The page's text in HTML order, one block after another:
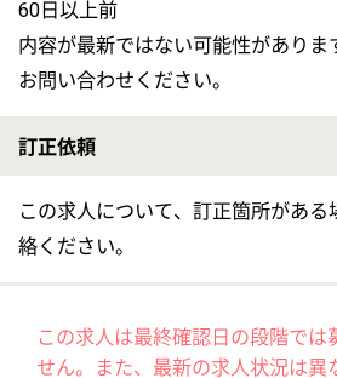
給与
勤務地 愛知県名古屋市南区平子1-2-3
職種 生活相談員
雇用形態 正社員(日勤のみ)
給料多め 休み多め
【新瑞橋(愛知県)】